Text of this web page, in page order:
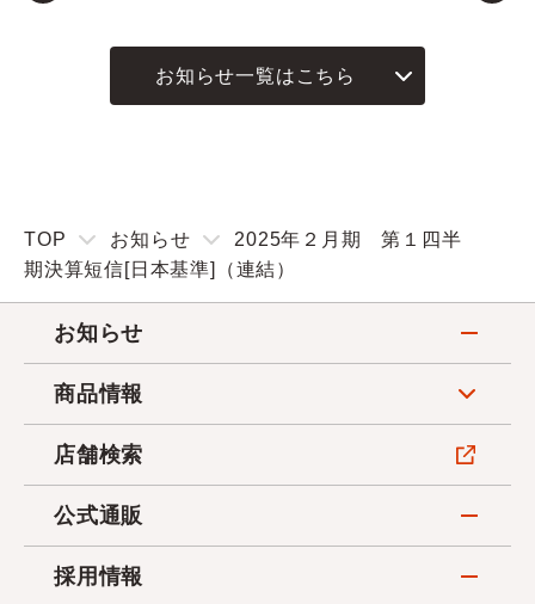
お知らせ一覧はこちら
TOP お知らせ
2025年２月期 第１四半
期決算短信[日本基準]（連結）
お知らせ
商品情報
店舗検索
公式通販
採用情報